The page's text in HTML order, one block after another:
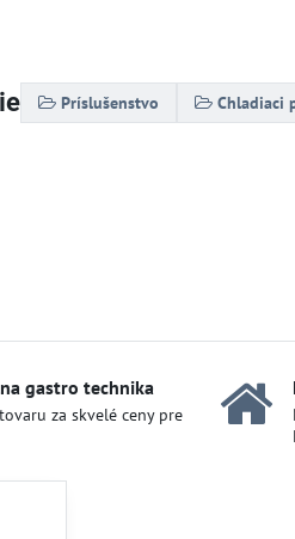
Príslušenstvo Chladiaci
gastro technika
za skvelé ceny pre